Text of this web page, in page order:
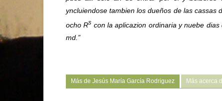
yncluiendose tambien los dueños de las cassas
ocho Rs con la aplicazion ordinaria y nuebe
md.”
Más de Jesús María García Rodriguez Más acerca